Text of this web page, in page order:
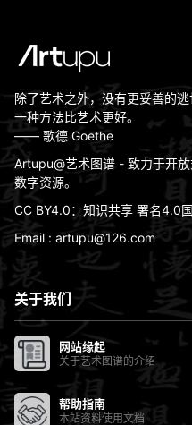
除了艺术之外，没有更妥善的
一种方法比艺术更好。
—— 歌德 Goethe
Artupu@艺术图谱 - 致力于开
数字资源。
CC BY4.0：知识共享 署名4.0国
Email : artupu@126.com
关于我们
网站缘起
关于艺术图谱的介绍
帮助指南
本站资料使用文档